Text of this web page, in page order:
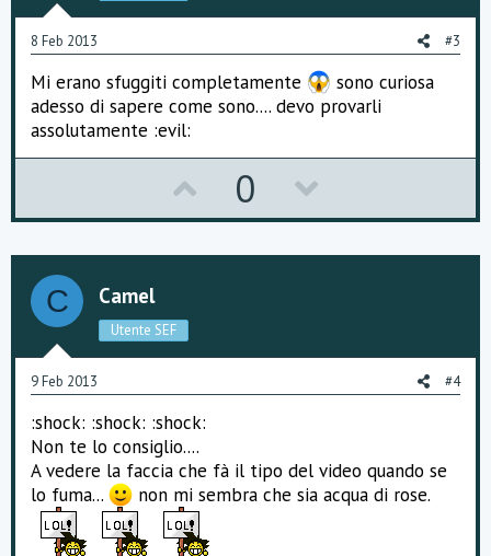
e o
t
e
8 Feb 2013 #3
Mi erano sfuggiti completamente
sono curiosa
adesso di sapere come sono.... devo provarli
assolutamente :evil:
p
v
e
0
o
w
o
t
C Camel
Utente SEF
9 Feb 2013 #4
:shock: :shock: :shock:
Non te lo consiglio....
A vedere la faccia che fà il tipo del video quando se
lo fuma...
non mi sembra che sia acqua di rose.